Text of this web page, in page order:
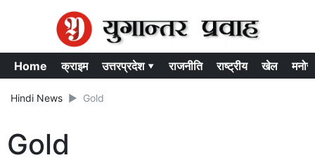
Home क्राइम उत्तरप्रदेश ▾ राजनीति राष्ट्रीय खेल
Hindi News Gold
Gold